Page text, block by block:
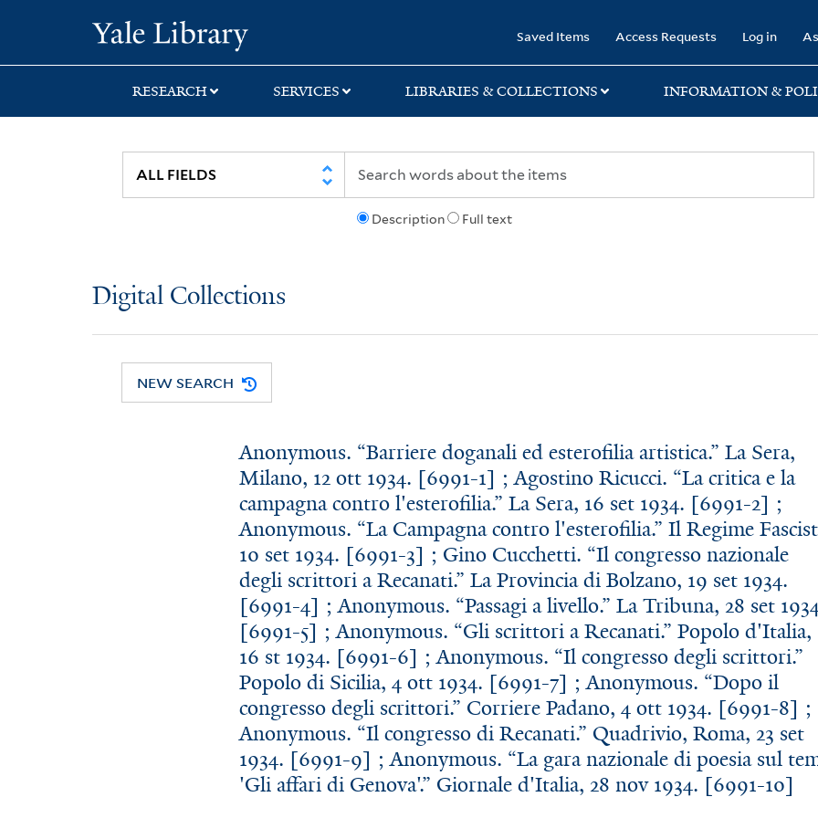
search
main
Saved Items Access Requests Log in
RESEARCH SERVICES LIBRARIES & COLLECTIONS INFORMATION &
Description Full text
Digital Collections
NEW SEARCH
Anonymous. “Barriere doganali ed esterofilia artistica.” La Sera,
Milano, 12 ott 1934. [6991-1] ; Agostino Ricucci. “La critica e la
campagna contro l'esterofilia.” La Sera, 16 set 1934. [6991-2] ;
Anonymous. “La Campagna contro l'esterofilia.” Il Regime
10 set 1934. [6991-3] ; Gino Cucchetti. “Il congresso nazionale
degli scrittori a Recanati.” La Provincia di Bolzano, 19 set 1934.
[6991-4] ; Anonymous. “Passagi a livello.” La Tribuna, 28 set
[6991-5] ; Anonymous. “Gli scrittori a Recanati.” Popolo d'Italia,
16 st 1934. [6991-6] ; Anonymous. “Il congresso degli scrittori.”
Popolo di Sicilia, 4 ott 1934. [6991-7] ; Anonymous. “Dopo il
congresso degli scrittori.” Corriere Padano, 4 ott 1934. [6991-8] ;
Anonymous. “Il congresso di Recanati.” Quadrivio, Roma, 23 set
1934. [6991-9] ; Anonymous. “La gara nazionale di poesia sul
'Gli affari di Genova'.” Giornale d'Italia, 28 nov 1934. [6991-10]